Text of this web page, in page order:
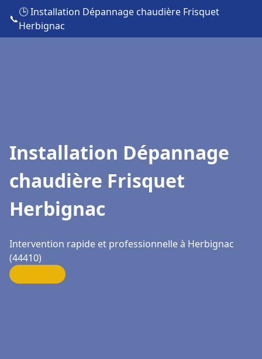
📞
🕒 Installation Dépannage chaudière Frisquet
Herbignac
Installation Dépannage
chaudière Frisquet
Herbignac
Intervention rapide et professionnelle à Herbignac
(44410)